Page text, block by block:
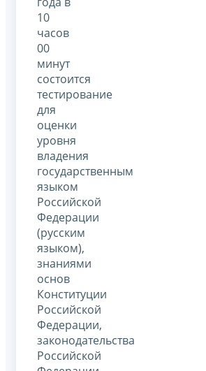
10
часов
00
минут
состоится
тестирование
для
оценки
уровня
владения
государственным
языком
Российской
Федерации
(русским
языком),
знаниями
основ
Конституции
Российской
Федерации,
законодательства
Российской